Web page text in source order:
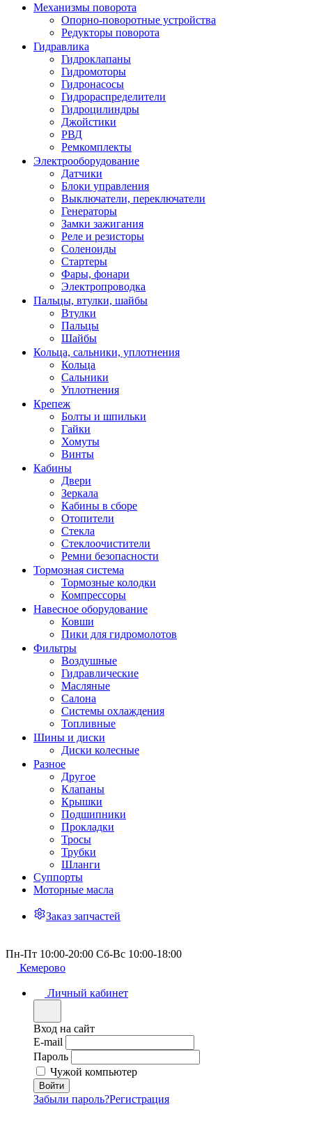
Механизмы поворота
Опорно-поворотные устройства
Редукторы поворота
Гидравлика
Гидроклапаны
Гидромоторы
Гидронасосы
Гидрораспределители
Гидроцилиндры
Джойстики
РВД
Ремкомплекты
Электрооборудование
Датчики
Блоки управления
Выключатели, переключатели
Генераторы
Замки зажигания
Реле и резисторы
Соленоиды
Стартеры
Фары, фонари
Электропроводка
Пальцы, втулки, шайбы
Втулки
Пальцы
Шайбы
Кольца, сальники, уплотнения
Кольца
Сальники
Уплотнения
Крепеж
Болты и шпильки
Гайки
Хомуты
Винты
Кабины
Двери
Зеркала
Кабины в сборе
Отопители
Стекла
Стеклоочистители
Ремни безопасности
Тормозная система
Тормозные колодки
Компрессоры
Навесное оборудование
Ковши
Пики для гидромолотов
Фильтры
Воздушные
Гидравлические
Масляные
Салона
Системы охлаждения
Топливные
Шины и диски
Диски колесные
Разное
Другое
Клапаны
Крышки
Подшипники
Прокладки
Тросы
Трубки
Шланги
Суппорты
Моторные масла
Заказ запчастей
Пн-Пт 10:00-20:00 Сб-Вс 10:00-18:00
Кемерово
Личный кабинет
Вход на сайт
E-mail
Пароль
Чужой компьютер
Забыли пароль?Регистрация